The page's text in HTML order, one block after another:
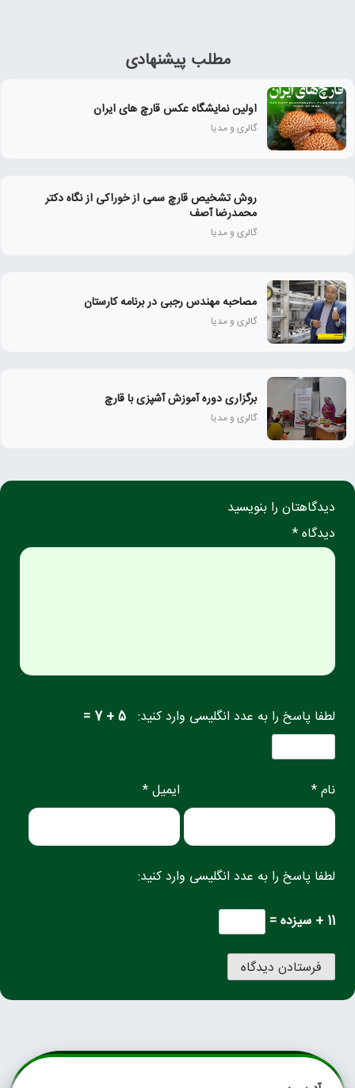
مطلب پیشنهادی
اولین نمایشگاه عکس قارچ های ایران
گالری و مدیا
روش تشخیص قارچ سمی از خوراکی از نگاه دکتر
محمدرضا آصف
گالری و مدیا
مصاحبه مهندس رجبی در برنامه کارستان
گالری و مدیا
برگزاری دوره آموزش آشپزی با قارچ
گالری و مدیا
دیدگاهتان را بنویسید
دیدگاه *
لطفا پاسخ را به عدد انگلیسی وارد کنید: 5 + 7 =
نام * ایمیل *
لطفا پاسخ را به عدد انگلیسی وارد کنید:
11 + سیزده =